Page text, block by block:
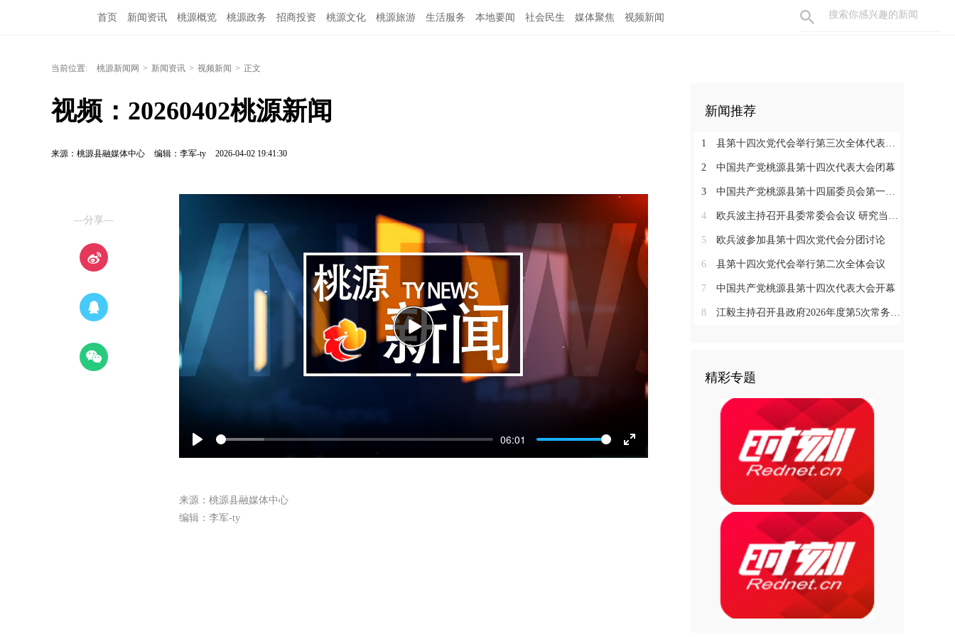
首页 新闻资讯 桃源概览 桃源政务 招商投资 桃源文化 桃源旅游 生活服务 本地要闻 社会民生 媒体聚焦 视频新闻
当前位置: 桃源新闻网 > 新闻资讯 > 视频新闻 > 正文
视频：20260402桃源新闻
来源：桃源县融媒体中心 编辑：李军-ty 2026-04-02 19:41:30
—分享—
Play
06:01
Enter
Play
来源：桃源县融媒体中心
编辑：李军-ty
新闻推荐
1 县第十四次党代会举行第三次全体代表会议
2 中国共产党桃源县第十四次代表大会闭幕
3 中国共产党桃源县第十四届委员会第一次全体会议召开
4 欧兵波主持召开县委常委会会议 研究当前重点工作
5 欧兵波参加县第十四次党代会分团讨论
6 县第十四次党代会举行第二次全体会议
7 中国共产党桃源县第十四次代表大会开幕
8 江毅主持召开县政府2026年度第5次常务会议
精彩专题